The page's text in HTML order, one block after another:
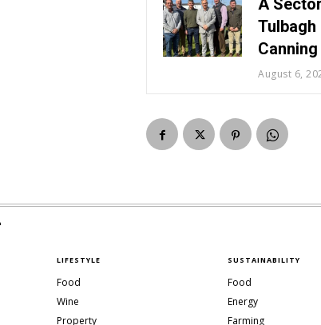
A
Tulbagh
August 6,
LIFESTYLE
Food
Wine
Property
SUSTAINABILITY
Food
Energy
Farming